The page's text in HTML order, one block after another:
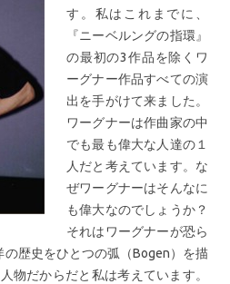
す。私はこれまでに、
『ニーベルングの指環』
の最初の3作品を除くワ
ーグナー作品すべての演
出を手がけて来ました。
ワーグナーは作曲家の中
でも最も偉大な人達の１
人だと考えています。な
ぜワーグナーはそんなに
も偉大なのでしょうか？
それはワーグナーが恐ら
の歴史をひとつの弧（Bogen）を描
物だからだと私は考えています。